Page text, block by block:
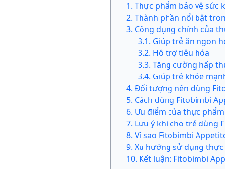
1. Thực phẩm bảo vệ sức
2. Thành phần nổi bật
3. Công dụng chính của
3.1. Giúp trẻ ăn ngon
3.2. Hỗ trợ tiêu hóa
3.3. Tăng cường hấp
3.4. Giúp trẻ khỏe
4. Đối tượng nên dùng
5. Cách dùng Fitobimbi
6. Ưu điểm của thực
7. Lưu ý khi cho trẻ dùng
8. Vì sao Fitobimbi
9. Xu hướng sử dụng
10. Kết luận: Fitobimbi